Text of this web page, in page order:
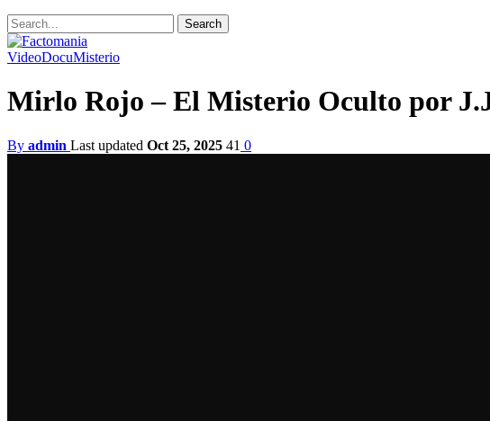
VideoDocuMisterio
Mirlo Rojo – El Misterio Oculto por
By admin Last updated Oct 25, 2025 41 0